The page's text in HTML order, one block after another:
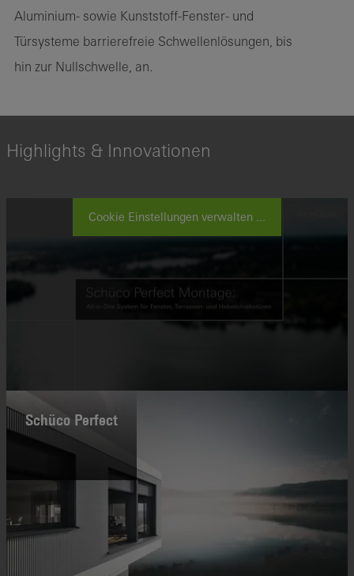
Aluminium- sowie Kunststoff-Fenster- und
Türsysteme barrierefreie Schwellenlösungen, bis
hin zur Nullschwelle, an.
Highlights & Innovationen
Cookie Einstellungen verwalten ...
Schüco Perfect